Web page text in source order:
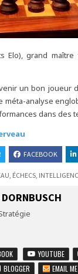
Elo), grand
un bon joueur
analyse
dans des
FACEBOOK
ÉCHECS,
YOUTUBE
BLOGGER EMAIL ME